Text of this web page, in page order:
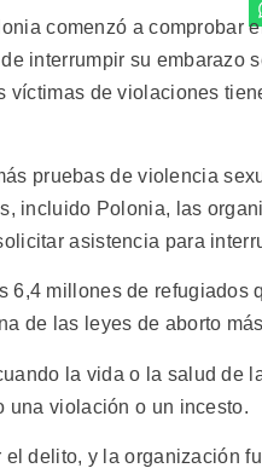
comenzó a comprobar
interrumpir su embarazo
víctimas de violaciones
pruebas de violencia
incluido Polonia, las
asistencia para
6,4 millones de refugiados
de las leyes de aborto
la vida o la salud de
una violación o un incesto.
delito, y la organización